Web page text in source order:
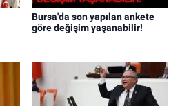
Bursa'da son yapılan ankete
göre değişim yaşanabilir!